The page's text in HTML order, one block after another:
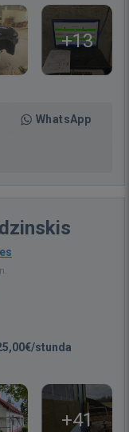
+13
WhatsApp
stunda
+41